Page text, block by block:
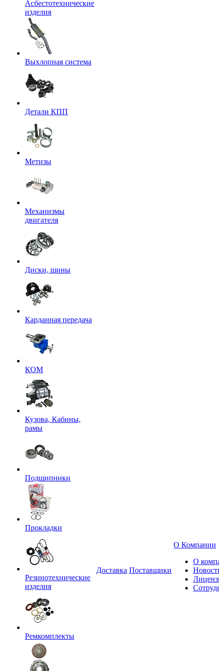
Асбестотехнические
изделия
Выхлопная система
Детали КПП
Метизы
Механизмы
двигателя
Диски, шины
Карданная передача
КОМ
Кузова, Кабины,
рамы
Подшипники
Прокладки
Резинотехнические
изделия
Ремкомплекты
Доставка Поставщики
О Компании
О